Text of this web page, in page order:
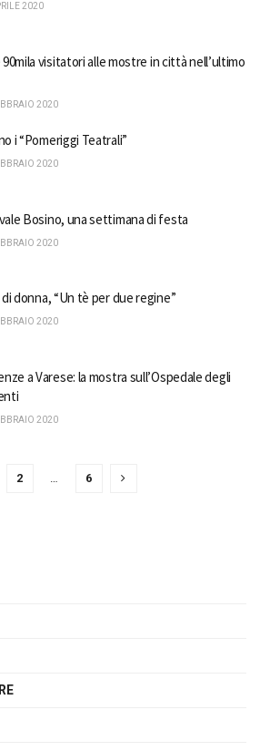
2020
visitatori alle mostre in città nell’ultimo
2020
i “Pomeriggi Teatrali”
2020
Bosino, una settimana di festa
2020
di donna, “Un tè per due regine”
2020
a Varese: la mostra sull’Ospedale degli
2020
2 … 6